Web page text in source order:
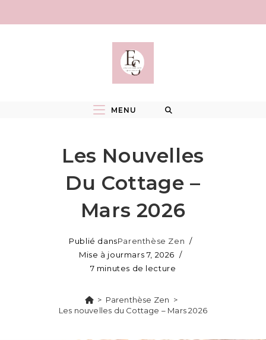
MENU
Les Nouvelles
Du Cottage –
Mars 2026
Publié dansParenthèse Zen
Mise à jourmars 7, 2026
7 minutes de lecture
> Parenthèse Zen >
Les nouvelles du Cottage – Mars 2026